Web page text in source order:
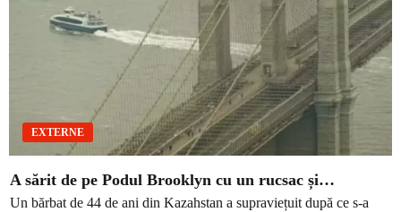
EXTERNE
A sărit de pe Podul Brooklyn cu un rucsac și…
Un bărbat de 44 de ani din Kazahstan a supraviețuit după ce s-a